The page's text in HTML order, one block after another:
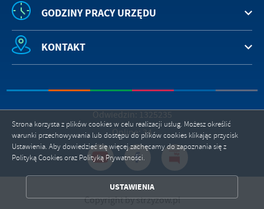
GODZINY PRACY URZĘDU
KONTAKT
Odwiedzin: 1325235
Online: 34
Copyright by strzyzow.pl
Strona korzysta z plików cookies w celu realizacji usług. Możesz określić
warunki przechowywania lub dostępu do plików cookies klikając przycisk
Ustawienia. Aby dowiedzieć się więcej zachęcamy do zapoznania się z
Polityką Cookies oraz Polityką Prywatności.
USTAWIENIA
ZAPISZ WYBRANE
ZEZWÓL NA WSZYSTKIE